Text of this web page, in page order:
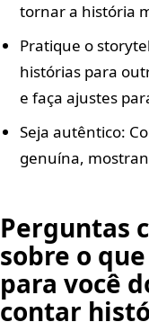
tornar a história
Pratique o
histórias para
e faça ajustes
Seja autêntico:
genuína,
Perguntas
sobre o
para você
contar